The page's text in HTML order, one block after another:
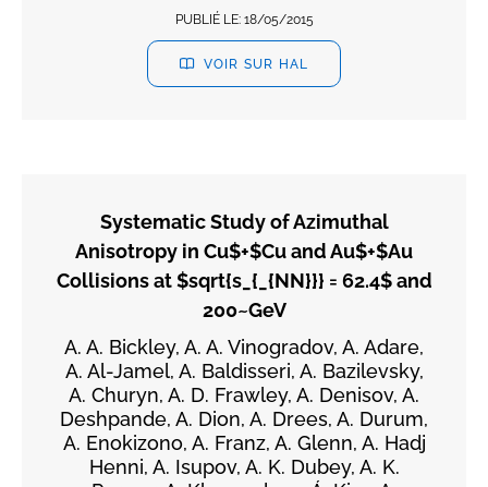
PUBLIÉ LE: 18/05/2015
VOIR SUR HAL
Systematic Study of Azimuthal
Anisotropy in Cu$+$Cu and Au$+$Au
Collisions at $sqrt{s_{_{NN}}} = 62.4$ and
200~GeV
A. A. Bickley, A. A. Vinogradov, A. Adare,
A. Al-Jamel, A. Baldisseri, A. Bazilevsky,
A. Churyn, A. D. Frawley, A. Denisov, A.
Deshpande, A. Dion, A. Drees, A. Durum,
A. Enokizono, A. Franz, A. Glenn, A. Hadj
Henni, A. Isupov, A. K. Dubey, A. K.